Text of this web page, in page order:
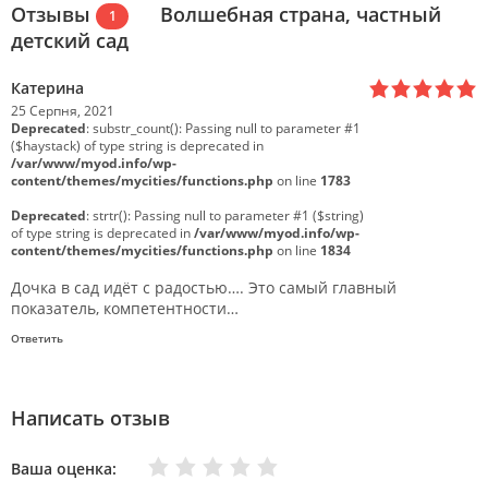
Отзывы 1
Волшебная страна, частный
детский сад
Катерина
25 Серпня, 2021
Deprecated: substr_count(): Passing null to parameter #1
($haystack) of type string is deprecated in
/var/www/myod.info/wp-
content/themes/mycities/functions.php on line 1783
Deprecated: strtr(): Passing null to parameter #1 ($string)
of type string is deprecated in/var/www/myod.info/wp-
content/themes/mycities/functions.php on line 1834
Дочка в сад идёт с радостью…. Это самый главный
показатель, компетентности…
Ответить
Написать отзыв
Ваша оценка: Отлично
Хорошо
Нормально
Плохо
Очень плохо